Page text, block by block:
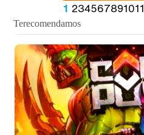
1 234567891011